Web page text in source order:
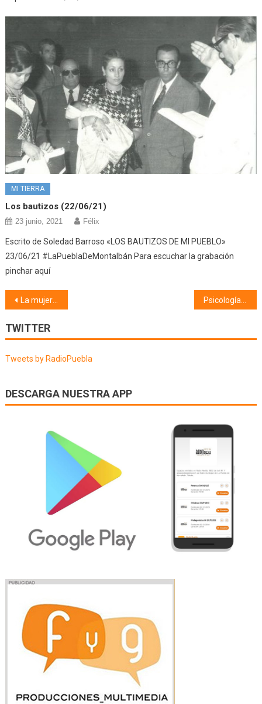
MI TIERRA
Los bautizos (22/06/21)
23 junio, 2021 Félix
Escrito de Soledad Barroso «LOS BAUTIZOS DE MI PUEBLO»
23/06/21 #LaPueblaDeMontalbán Para escuchar la grabación
pinchar aquí
Navegación
de
entradas
La mujer ante el espejo (13/05/26)
TWITTER
Tweets by RadioPuebla
DESCARGA NUESTRA APP